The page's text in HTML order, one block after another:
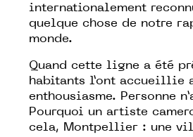
internationalement
quelque chose de notre
monde.
Quand cette ligne a été
habitants l’ont accueillie
enthousiasme. Personne
Pourquoi un artiste
cela, Montpellier : une